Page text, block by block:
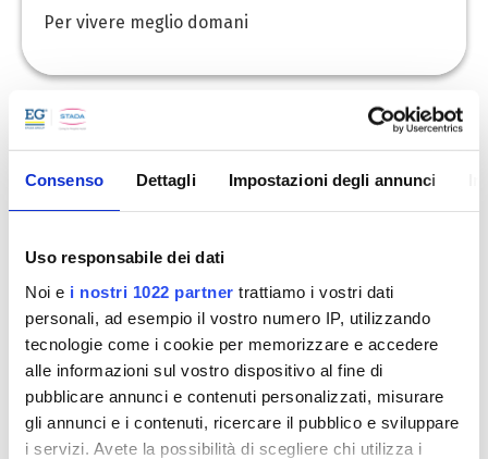
Consenso Dettagli Impostazioni degli annunci
Uso responsabile dei dati
Noi e i nostri 1022 partner trattiamo i vostri dati
personali, ad esempio il vostro numero IP, utilizzando
tecnologie come i cookie per memorizzare e accedere
alle informazioni sul vostro dispositivo al fine di
pubblicare annunci e contenuti personalizzati, misurare
gli annunci e i contenuti, ricercare il pubblico e sviluppare
i servizi. Avete la possibilità di scegliere chi utilizza i
Per vivere meglio domani
SALUTE DELLE OSSA